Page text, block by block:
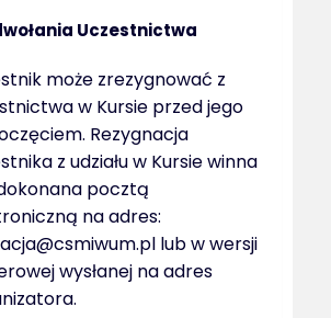
Uczestnictwa
może zrezygnować z
w Kursie przed jego
Rezygnacja
z udziału w Kursie winna
pocztą
na adres:
lub w wersji
wysłanej na adres